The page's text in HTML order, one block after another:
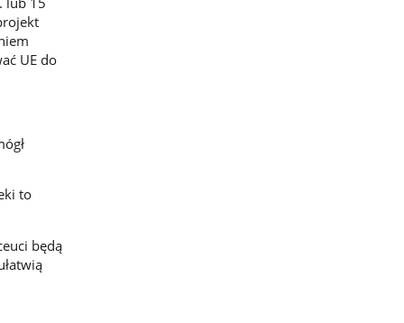
UE do
to
będą